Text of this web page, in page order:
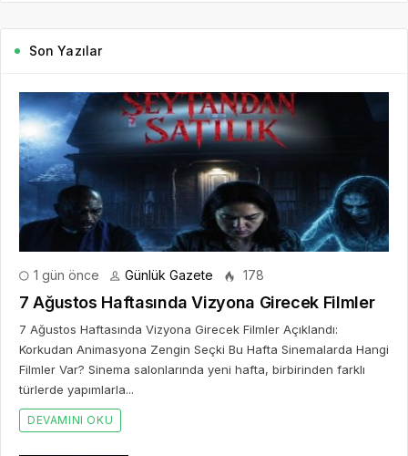
Son Yazılar
1 gün önce Günlük Gazete 178
7 Ağustos Haftasında Vizyona Girecek Filmler
7 Ağustos Haftasında Vizyona Girecek Filmler Açıklandı:
Korkudan Animasyona Zengin Seçki Bu Hafta Sinemalarda Hangi
Filmler Var? Sinema salonlarında yeni hafta, birbirinden farklı
türlerde yapımlarla...
DEVAMINI OKU